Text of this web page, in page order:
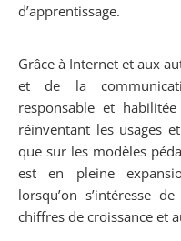
d’apprentissage.
Grâce à Internet et aux
et de la
responsable et
réinventant les usages
que sur les modèles
est en pleine
lorsqu’on s’intéresse
chiffres de croissance et